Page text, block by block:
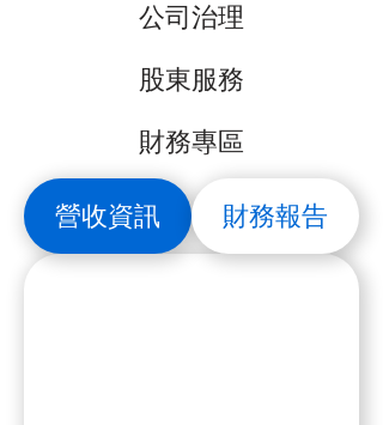
公司治理
股東服務
財務專區
營收資訊 財務報告